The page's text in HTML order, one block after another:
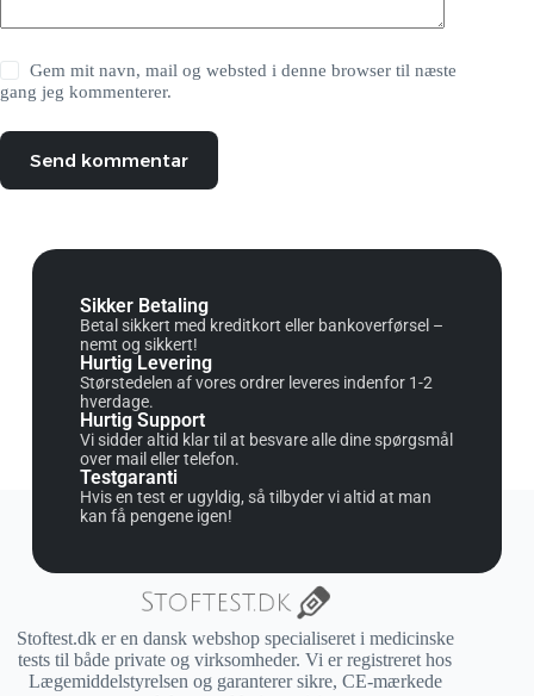
Gem mit navn, mail og websted i denne browser til næste
gang jeg kommenterer.
Send kommentar
Sikker Betaling
Betal sikkert med kreditkort eller bankoverførsel –
nemt og sikkert!
Hurtig Levering
Størstedelen af vores ordrer leveres indenfor 1-2
hverdage.
Hurtig Support
Vi sidder altid klar til at besvare alle dine spørgsmål
over mail eller telefon.
Testgaranti
Hvis en test er ugyldig, så tilbyder vi altid at man
kan få pengene igen!
Stoftest.dk er en dansk webshop specialiseret i medicinske
tests til både private og virksomheder. Vi er registreret hos
Lægemiddelstyrelsen og garanterer sikre, CE-mærkede